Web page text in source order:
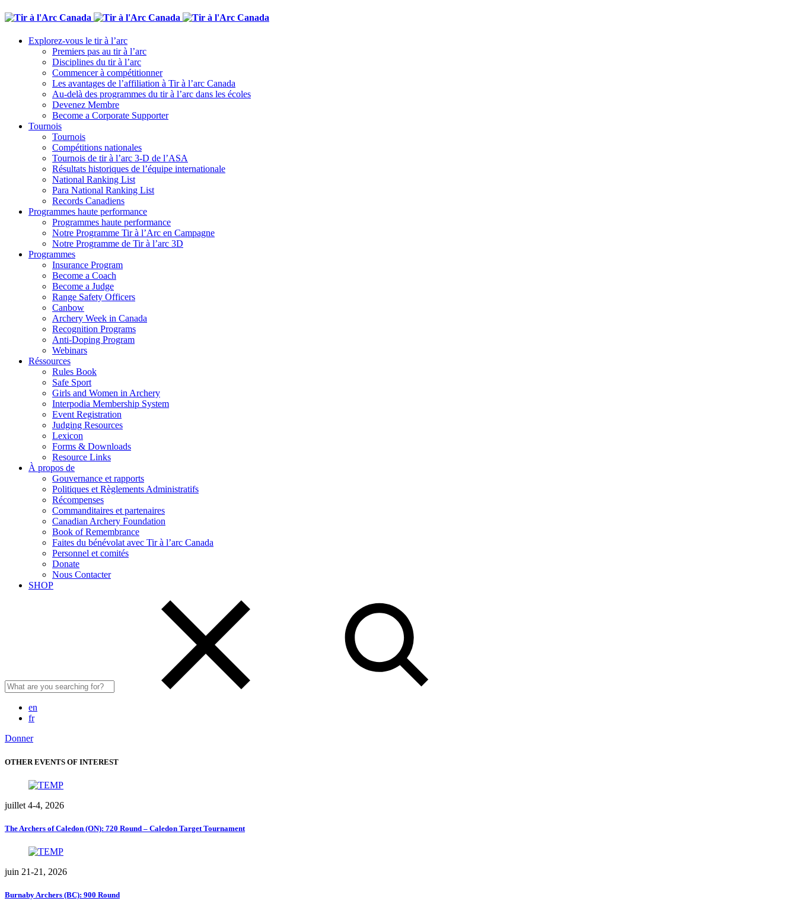
Explorez-vous le tir à l’arc
Premiers pas au tir à l’arc
Disciplines du tir à l’arc
Commencer à compétitionner
Les avantages de l’affiliation à Tir à l’arc Canada
Au-delà des programmes du tir à l’arc dans les écoles
Devenez Membre
Become a Corporate Supporter
Tournois
Tournois
Compétitions nationales
Tournois de tir à l’arc 3-D de l’ASA
Résultats historiques de l’équipe internationale
National Ranking List
Para National Ranking List
Records Canadiens
Programmes haute performance
Programmes haute performance
Notre Programme Tir à l’Arc en Campagne
Notre Programme de Tir à l’arc 3D
Programmes
Insurance Program
Become a Coach
Become a Judge
Range Safety Officers
Canbow
Archery Week in Canada
Recognition Programs
Anti-Doping Program
Webinars
Réssources
Rules Book
Safe Sport
Girls and Women in Archery
Interpodia Membership System
Event Registration
Judging Resources
Lexicon
Forms & Downloads
Resource Links
À propos de
Gouvernance et rapports
Politiques et Règlements Administratifs
Récompenses
Commanditaires et partenaires
Canadian Archery Foundation
Book of Remembrance
Faites du bénévolat avec Tir à l’arc Canada
Personnel et comités
Donate
Nous Contacter
SHOP
en
fr
Donner
OTHER EVENTS OF INTEREST
juillet 4-4, 2026
The Archers of Caledon (ON): 720 Round – Caledon Target Tournament
juin 21-21, 2026
Burnaby Archers (BC): 900 Round